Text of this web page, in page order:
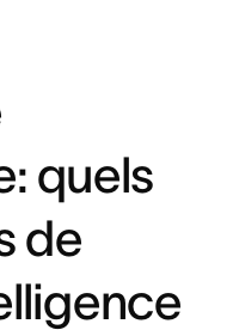
quels
de